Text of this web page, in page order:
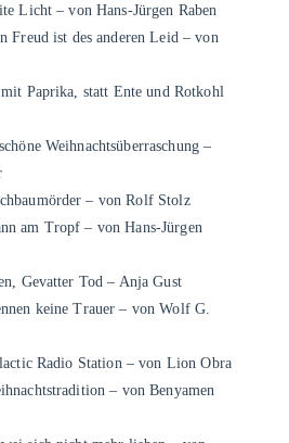
Licht – von Hans-Jürgen Raben
Freud ist des anderen Leid – von
Paprika, statt Ente und Rotkohl
Weihnachtsüberraschung –
– von Rolf Stolz
am Tropf – von Hans-Jürgen
Gevatter Tod – Anja Gust
keine Trauer – von Wolf G.
Radio Station – von Lion Obra
– von Benyamen